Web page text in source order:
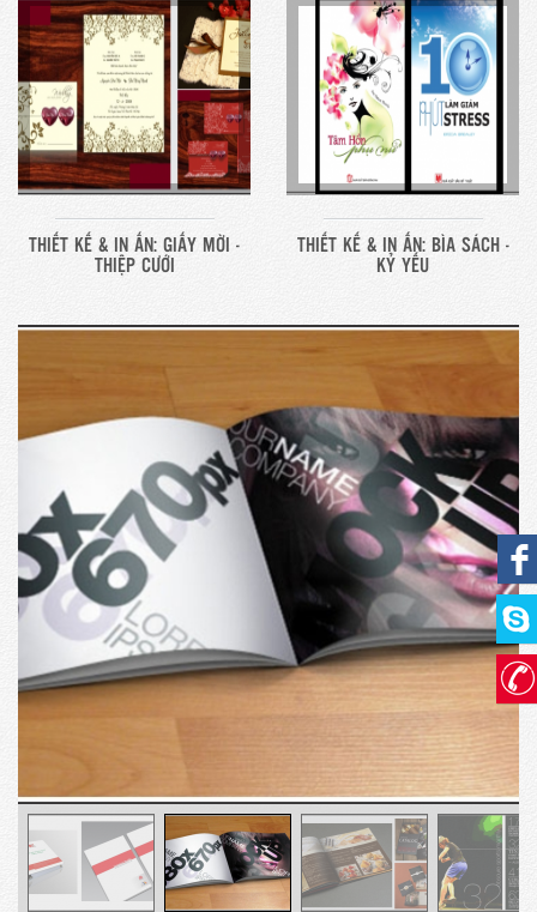
THIẾT KẾ & IN ẤN: GIẤY MỜI -
THIỆP CƯỚI
THIẾT KẾ & IN ẤN: BÌA SÁCH -
KỶ YẾU